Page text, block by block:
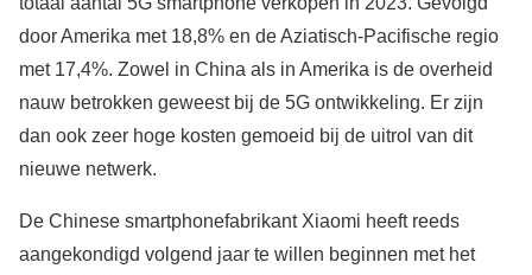
door Amerika met 18,8% en de Aziatisch-Pacifische regio
met 17,4%. Zowel in China als in Amerika is de overheid
nauw betrokken geweest bij de 5G ontwikkeling. Er zijn
dan ook zeer hoge kosten gemoeid bij de uitrol van dit
nieuwe netwerk.
De Chinese smartphonefabrikant Xiaomi heeft reeds
aangekondigd volgend jaar te willen beginnen met het